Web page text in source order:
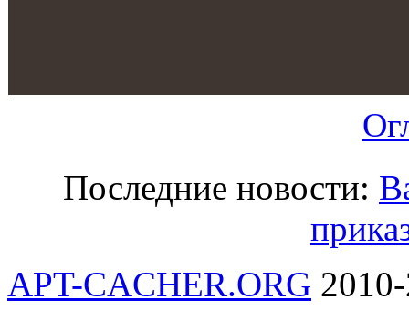
Последние новости:
APT-CACHER.ORG